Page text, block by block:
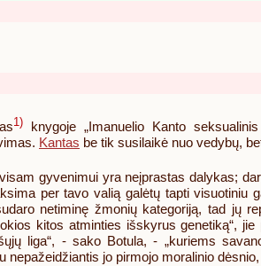
1) knygoje „Imanuelio Kanto
Kantas be tik susilaikė nuo vedybų,
gyvenimui yra neįprastas dalykas;
per tavo valią galėtų tapti visuotiniu
netiminę žmonių kategoriją, tad jų
kitos atminties išskyrus genetiką“,
liga“, - sako Botula, - „kuriems
nepažeidžiantis jo pirmojo moralinio